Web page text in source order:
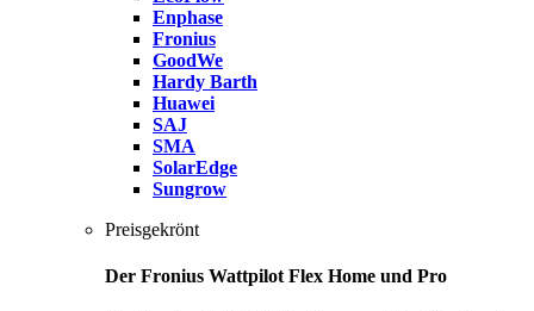
Enphase
Fronius
GoodWe
Hardy Barth
Huawei
SAJ
SMA
SolarEdge
Sungrow
Preisgekrönt
Der Fronius Wattpilot Flex Home und Pro